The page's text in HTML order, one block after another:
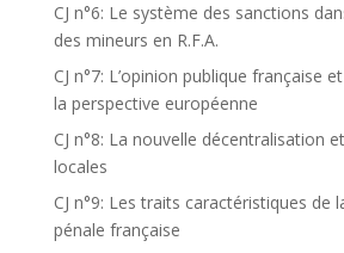
CJ n°6: Le système des sanctions
des mineurs en R.F.A.
CJ n°7: L’opinion publique française
la perspective européenne
CJ n°8: La nouvelle décentralisation
locales
CJ n°9: Les traits caractéristiques de
pénale française